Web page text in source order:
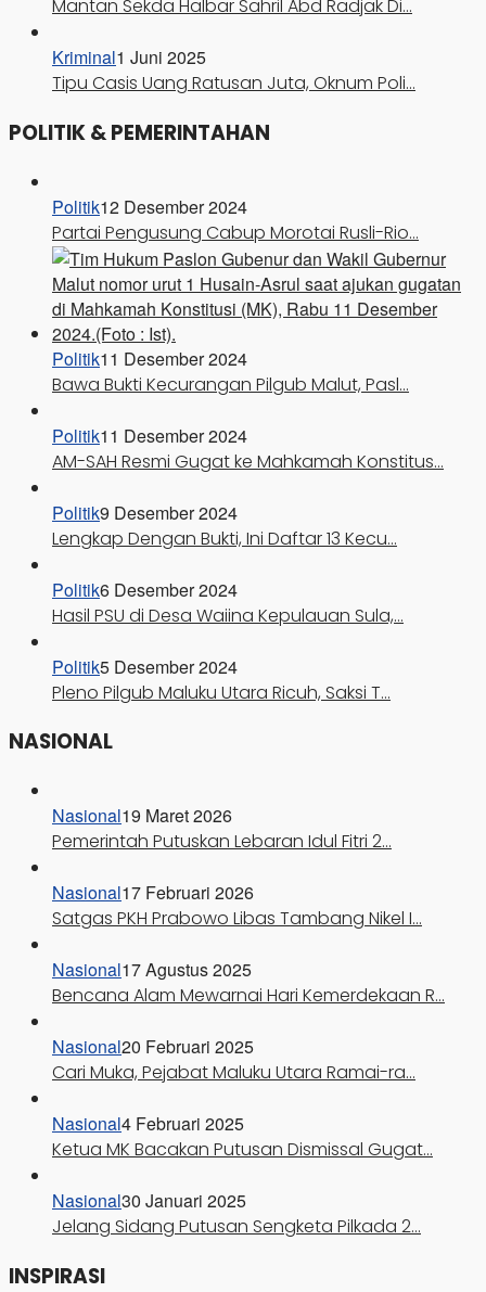
Mantan Sekda Halbar Sahril Abd Radjak Di…
Kriminal1 Juni 2025
Tipu Casis Uang Ratusan Juta, Oknum Poli…
POLITIK & PEMERINTAHAN
Politik12 Desember 2024
Partai Pengusung Cabup Morotai Rusli-Rio…
Politik11 Desember 2024
Bawa Bukti Kecurangan Pilgub Malut, Pasl…
Politik11 Desember 2024
AM-SAH Resmi Gugat ke Mahkamah Konstitus…
Politik9 Desember 2024
Lengkap Dengan Bukti, Ini Daftar 13 Kecu…
Politik6 Desember 2024
Hasil PSU di Desa Waiina Kepulauan Sula,…
Politik5 Desember 2024
Pleno Pilgub Maluku Utara Ricuh, Saksi T…
NASIONAL
Nasional19 Maret 2026
Pemerintah Putuskan Lebaran Idul Fitri 2…
Nasional17 Februari 2026
Satgas PKH Prabowo Libas Tambang Nikel I…
Nasional17 Agustus 2025
Bencana Alam Mewarnai Hari Kemerdekaan R…
Nasional20 Februari 2025
Cari Muka, Pejabat Maluku Utara Ramai-ra…
Nasional4 Februari 2025
Ketua MK Bacakan Putusan Dismissal Gugat…
Nasional30 Januari 2025
Jelang Sidang Putusan Sengketa Pilkada 2…
INSPIRASI